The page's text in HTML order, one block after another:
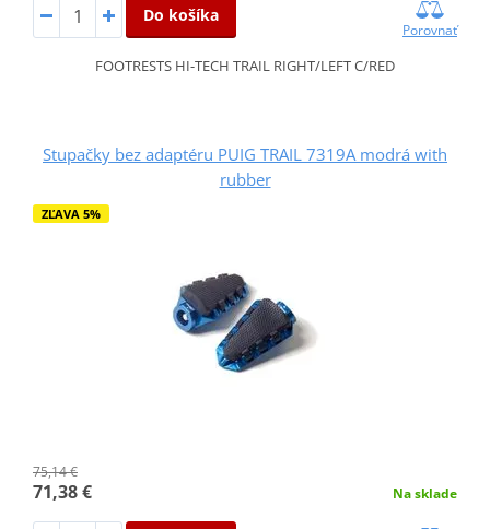
Do košíka
Porovnať
FOOTRESTS HI-TECH TRAIL RIGHT/LEFT C/RED
Stupačky bez adaptéru PUIG TRAIL 7319A modrá with
rubber
ZĽAVA 5%
75,14 €
71,38 € Na sklade